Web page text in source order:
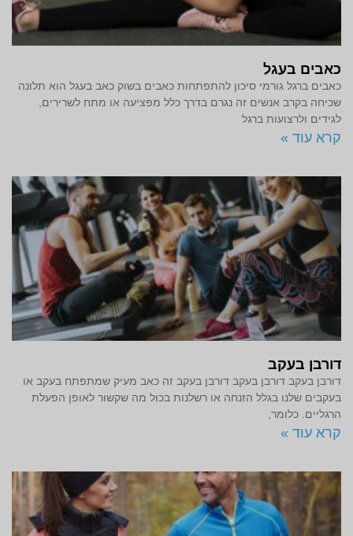
כאבים בעגל
כאבים ברגל גורמי סיכון להתפתחות כאבים בשוק כאב בעגל הוא תלונה
שכיחה בקרב אנשים זה נגרם בדרך כלל מפציעה או מתח לשרירים,
לגידים ולרצועות ברגל
קרא עוד »
דורבן בעקב
דורבן בעקב דורבן בעקב דורבן בעקב זה כאב מעיק שמתפתח בעקב או
בעקבים שלנו בגלל הזנחה או רשלנות בכול מה שקשור לאופן הפעלת
הרגליים. כלומר,
קרא עוד »